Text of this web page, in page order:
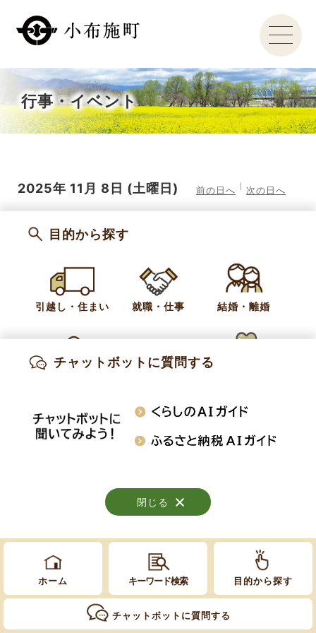
行事・イベント
2025年 11月 8日 (土曜日) 前の日へ 次の日へ
ホーム キーワード検索 目的から探す
チャットボットに質問する
知りたい情報を検索
閉じる
目的から探す
引越し・住まい 就職・仕事 結婚・離婚
閉じる
チャットボットに質問する
閉じる